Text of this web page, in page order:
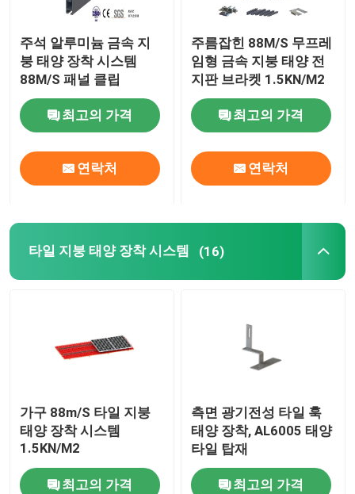
주석 알루미늄 금속 지
붕 태양 장착 시스템
88M/S 패널 클립
최고의 가격
연락처
주름잡힌 88M/S 무프레
임형 금속 지붕 태양 전
지판 브라켓 1.5KN/M2
최고의 가격
연락처
타일 지붕 태양 장착 시스템 (16)
가구 88m/S 타일 지붕
태양 장착 시스템
1.5KN/M2
최고의 가격
측면 광기전성 타일 훅
태양 장착, AL6005 태양
타일 탑재
최고의 가격